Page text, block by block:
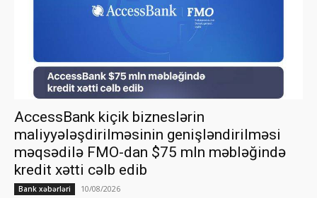
AccessBank kiçik bizneslərin
maliyyələşdirilməsinin genişləndirilməsi
məqsədilə FMO-dan $75 mln məbləğində
kredit xətti cəlb edib
Bank xəbərləri 10/08/2026